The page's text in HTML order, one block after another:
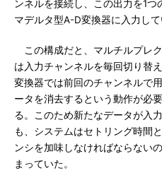
ンネルを接続し、この出力を1つ
マデルタ型A-D変換器に入力して
この構成だと、マルチルプレ
は入力チャンネルを毎回切り替
変換器では前回のチャンネルで
ータを消去するという動作が必
る。このため新たなデータが入
も、システムはセトリング時間
ンシを加味しなければならない
まっていた。